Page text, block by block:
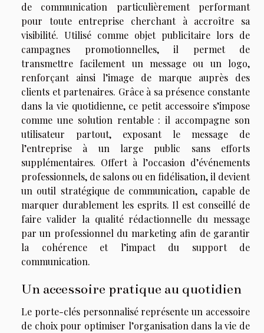
de communication particulièrement performant
pour toute entreprise cherchant à accroître sa
visibilité. Utilisé comme objet publicitaire lors de
campagnes promotionnelles, il permet de
transmettre facilement un message ou un logo,
renforçant ainsi l’image de marque auprès des
clients et partenaires. Grâce à sa présence constante
dans la vie quotidienne, ce petit accessoire s’impose
comme une solution rentable : il accompagne son
utilisateur partout, exposant le message de
l’entreprise à un large public sans efforts
supplémentaires. Offert à l’occasion d’événements
professionnels, de salons ou en fidélisation, il devient
un outil stratégique de communication, capable de
marquer durablement les esprits. Il est conseillé de
faire valider la qualité rédactionnelle du message
par un professionnel du marketing afin de garantir
la cohérence et l’impact du support de
communication.
Un accessoire pratique au quotidien
Le porte-clés personnalisé représente un accessoire
de choix pour optimiser l’organisation dans la vie de